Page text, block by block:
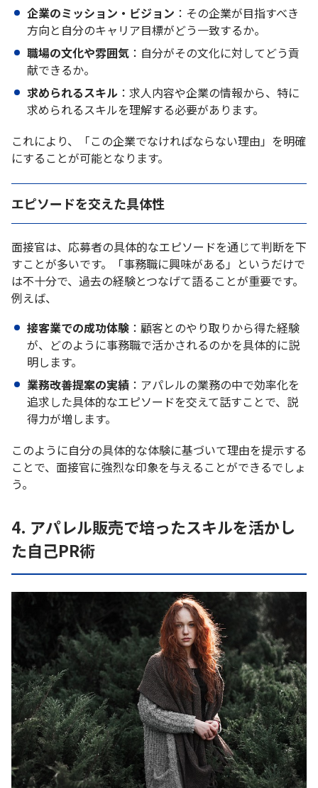
企業のミッション・ビジョン ：その企業が目指すべき
方向と自分のキャリア目標がどう一致するか。
職場の文化や雰囲気 ：自分がその文化に対してどう貢
献できるか。
求められるスキル ：求人内容や企業の情報から、特に
求められるスキルを理解する必要があります。
これにより、「この企業でなければならない理由」を明確
にすることが可能となります。
エピソードを交えた具体性
面接官は、応募者の具体的なエピソードを通じて判断を下
すことが多いです。「事務職に興味がある」というだけで
は不十分で、過去の経験とつなげて語ることが重要です。
例えば、
接客業での成功体験 ：顧客とのやり取りから得た経験
が、どのように事務職で活かされるのかを具体的に説
明します。
業務改善提案の実績 ：アパレルの業務の中で効率化を
追求した具体的なエピソードを交えて話すことで、説
得力が増します。
このように自分の具体的な体験に基づいて理由を提示する
ことで、面接官に強烈な印象を与えることができるでしょ
う。
4. アパレル販売で培ったスキルを活かし
た自己PR術